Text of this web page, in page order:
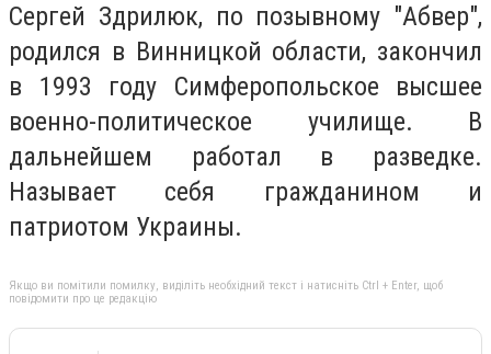
Сергей Здрилюк, по позывному "Абвер",
родился в Винницкой области, закончил
в 1993 году Симферопольское высшее
военно-политическое училище. В
дальнейшем работал в разведке.
Называет себя гражданином и
патриотом Украины.
Якщо ви помітили помилку, виділіть необхідний текст і натисніть Ctrl + Enter, щоб
повідомити про це редакцію